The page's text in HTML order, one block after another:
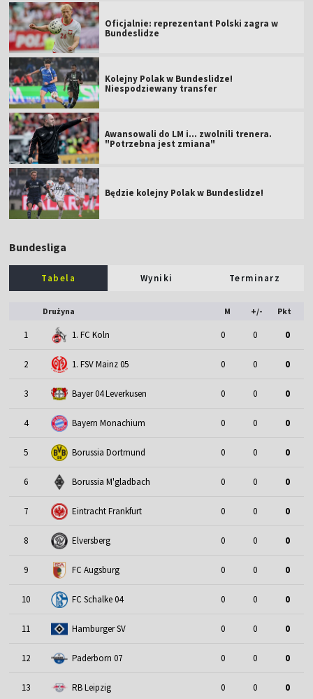
Oficjalnie: reprezentant Polski zagra w
Bundeslidze
Kolejny Polak w Bundeslidze!
Niespodziewany transfer
Awansowali do LM i... zwolnili trenera.
"Potrzebna jest zmiana"
Będzie kolejny Polak w Bundeslidze!
Bundesliga
Tabela Wyniki Terminarz
Drużyna M +/- Pkt
1 1. FC Koln 0 0 0
2 1. FSV Mainz 05 0 0 0
3 Bayer 04 Leverkusen 0 0 0
4 Bayern Monachium 0 0 0
5 Borussia Dortmund 0 0 0
6 Borussia M'gladbach 0 0 0
7 Eintracht Frankfurt 0 0 0
8 Elversberg 0 0 0
9 FC Augsburg 0 0 0
10 FC Schalke 04 0 0 0
11 Hamburger SV 0 0 0
12 Paderborn 07 0 0 0
13 RB Leipzig 0 0 0